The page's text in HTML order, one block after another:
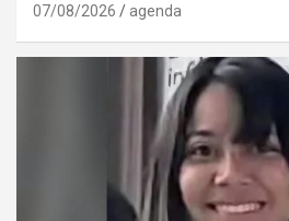
07/08/2026 agenda